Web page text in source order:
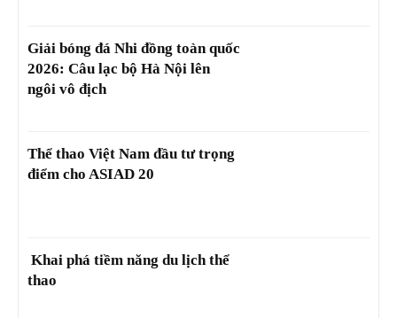
Giải bóng đá Nhi đồng toàn quốc
2026: Câu lạc bộ Hà Nội lên
ngôi vô địch
Thể thao Việt Nam đầu tư trọng
điểm cho ASIAD 20
Khai phá tiềm năng du lịch thể
thao